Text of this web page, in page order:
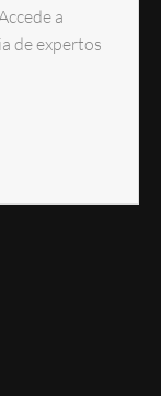
a
de expertos